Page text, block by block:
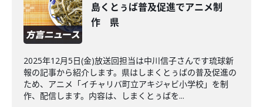
島くとぅば普及促進でアニメ制
作 県
2025年12月5日(金)放送回担当は中川信子さんです琉球新
報の記事から紹介します。県はしまくとぅばの普及促進の
ため、アニメ「イチャリバ町立アキジャビ小学校」を制
作、配信します。内容は、しまくとぅばを...